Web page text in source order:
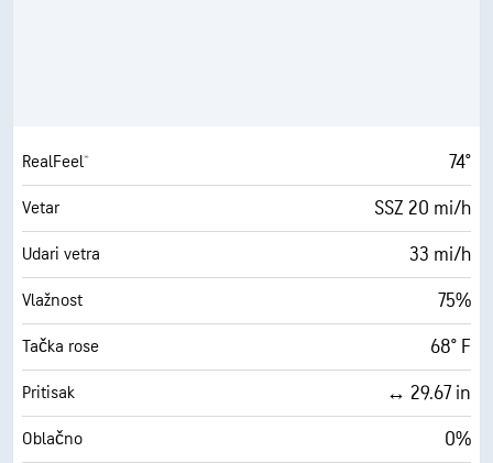
RealFeel® 74°
Vetar SSZ 20 mi/h
Udari vetra 33 mi/h
Vlažnost 75%
Tačka rose 68° F
Pritisak ↔ 29.67 in
Oblačno 0%